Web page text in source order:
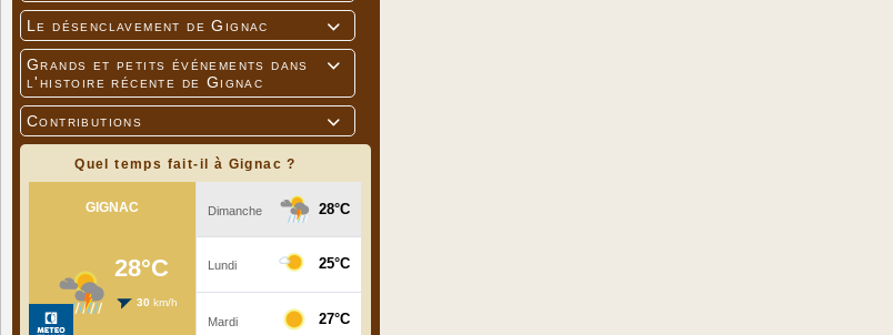

Le désenclavement de Gignac

Grands et petits événements dans
l'histoire récente de Gignac

Contributions
Quel temps fait-il à Gignac ?